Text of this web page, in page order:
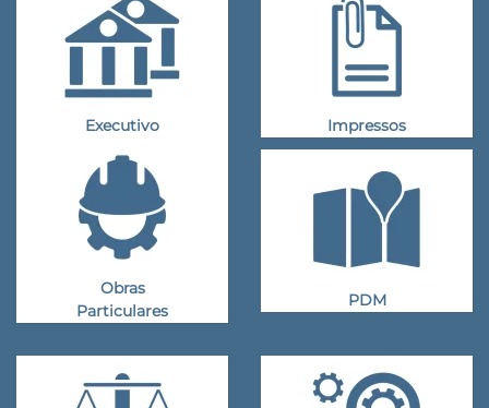
Executivo Impressos
Obras
Particulares
PDM